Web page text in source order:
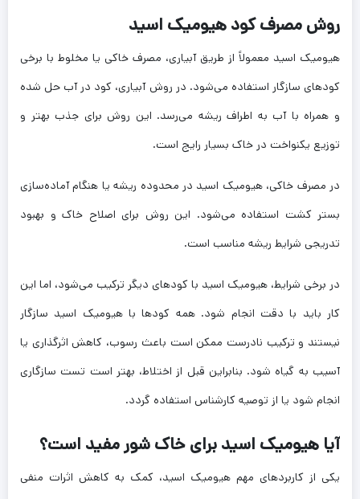
روش مصرف کود هیومیک اسید
هیومیک اسید معمولاً از طریق آبیاری، مصرف خاکی یا مخلوط با برخی
کودهای سازگار استفاده می‌شود. در روش آبیاری، کود در آب حل شده
و همراه با آب به اطراف ریشه می‌رسد. این روش برای جذب بهتر و
توزیع یکنواخت در خاک بسیار رایج است.
در مصرف خاکی، هیومیک اسید در محدوده ریشه یا هنگام آماده‌سازی
بستر کشت استفاده می‌شود. این روش برای اصلاح خاک و بهبود
تدریجی شرایط ریشه مناسب است.
در برخی شرایط، هیومیک اسید با کودهای دیگر ترکیب می‌شود، اما این
کار باید با دقت انجام شود. همه کودها با هیومیک اسید سازگار
نیستند و ترکیب نادرست ممکن است باعث رسوب، کاهش اثرگذاری یا
آسیب به گیاه شود. بنابراین قبل از اختلاط، بهتر است تست سازگاری
انجام شود یا از توصیه کارشناس استفاده گردد.
آیا هیومیک اسید برای خاک شور مفید است؟
یکی از کاربردهای مهم هیومیک اسید، کمک به کاهش اثرات منفی